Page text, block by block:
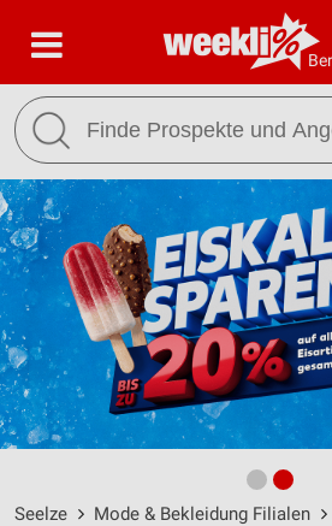
Seelze Mode & Bekleidung Filialen